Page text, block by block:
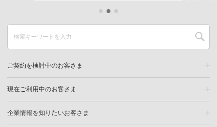
ご契約を検討中のお客さま
現在ご利用中のお客さま
企業情報を知りたいお客さま